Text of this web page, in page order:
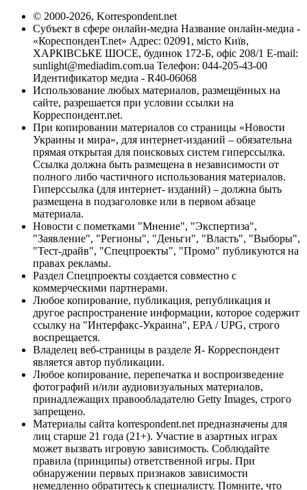
© 2000-2026, Korrespondent.net
Субъект в сфере онлайн-медиа Название онлайн-медиа -
«КореспонденТ.net» Адрес: 02091, місто Київ,
ХАРКІВСЬКЕ ШОСЕ, будинок 172-Б, офіс 208/1 E-mail:
sunlight@mediadim.com.ua Телефон: 044-205-43-00
Идентификатор медиа - R40-06068
Использование любых материалов, размещённых на
сайте, разрешается при условии ссылки на
Корреспондент.net.
При копировании материалов со страницы «Новости
Украины и мира», для интернет-изданий – обязательна
прямая открытая для поисковых систем гиперссылка.
Ссылка должна быть размещена в независимости от
полного либо частичного использования материалов.
Гиперссылка (для интернет- изданий) – должна быть
размещена в подзаголовке или в первом абзаце
материала.
Новости с пометками "Мнение", "Экспертиза",
"Заявление", "Регионы", "Деньги", "Власть", "Выборы",
"Тест-драйв", "Спецпроекты", "Промо" публикуются на
правах рекламы.
Раздел Спецпроекты создается совместно с
коммерческими партнерами.
Любое копирование, публикация, републикация и
другое распространение информации, которое содержит
ссылку на "Интерфакс-Украина", EPA / UPG, строго
воспрещается.
Владелец веб-страницы в разделе Я- Корреспондент
является автор публикации.
Любое копирование, перепечатка и воспроизведение
фотографий и/или аудиовизуальных материалов,
принадлежащих правообладателю Getty Images, строго
запрещено.
Материалы сайта korrespondent.net предназначены для
лиц старше 21 года (21+). Участие в азартных играх
может вызвать игровую зависимость. Соблюдайте
правила (принципы) ответственной игры. При
обнаружении первых признаков зависимости
немедленно обратитесь к специалисту. Помните, что